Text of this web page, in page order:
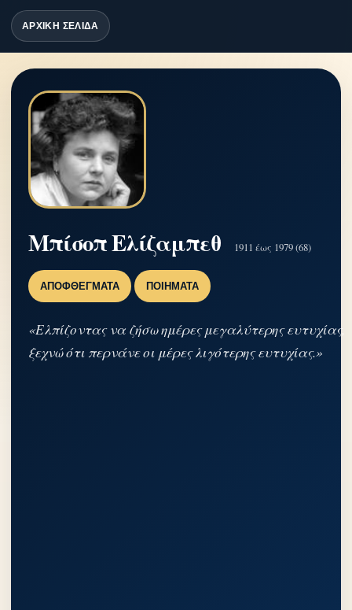
ΑΡΧΙΚΗ ΣΕΛΙΔΑ
Μπίσοπ Ελίζαμπεθ 1911 έως 1979 (68)
ΑΠΟΦΘΈΓΜΑΤΑ ΠΟΙΉΜΑΤΑ
«Ελπίζοντας να ζήσω ημέρες μεγαλύτερης ευτυχίας,
ξεχνώ ότι περνάνε οι μέρες λιγότερης ευτυχίας.»